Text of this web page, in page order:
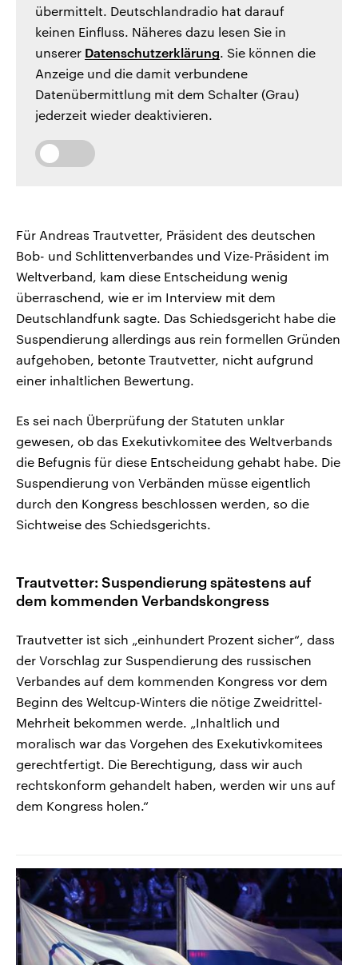
übermittelt. Deutschlandradio hat darauf
keinen Einfluss. Näheres dazu lesen Sie in
unserer Datenschutzerklärung. Sie können die
Anzeige und die damit verbundene
Datenübermittlung mit dem Schalter (Grau)
jederzeit wieder deaktivieren.
Für Andreas Trautvetter, Präsident des deutschen
Bob- und Schlittenverbandes und Vize-Präsident im
Weltverband, kam diese Entscheidung wenig
überraschend, wie er im Interview mit dem
Deutschlandfunk sagte. Das Schiedsgericht habe die
Suspendierung allerdings aus rein formellen Gründen
aufgehoben, betonte Trautvetter, nicht aufgrund
einer inhaltlichen Bewertung.
Es sei nach Überprüfung der Statuten unklar
gewesen, ob das Exekutivkomitee des Weltverbands
die Befugnis für diese Entscheidung gehabt habe. Die
Suspendierung von Verbänden müsse eigentlich
durch den Kongress beschlossen werden, so die
Sichtweise des Schiedsgerichts.
Trautvetter: Suspendierung spätestens auf
dem kommenden Verbandskongress
Trautvetter ist sich „einhundert Prozent sicher“, dass
der Vorschlag zur Suspendierung des russischen
Verbandes auf dem kommenden Kongress vor dem
Beginn des Weltcup-Winters die nötige Zweidrittel-
Mehrheit bekommen werde. „Inhaltlich und
moralisch war das Vorgehen des Exekutivkomitees
gerechtfertigt. Die Berechtigung, dass wir auch
rechtskonform gehandelt haben, werden wir uns auf
dem Kongress holen.“